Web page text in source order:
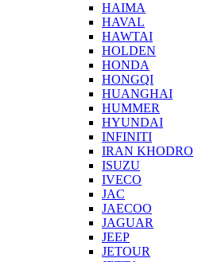
HAIMA
HAVAL
HAWTAI
HOLDEN
HONDA
HONGQI
HUANGHAI
HUMMER
HYUNDAI
INFINITI
IRAN KHODRO
ISUZU
IVECO
JAC
JAECOO
JAGUAR
JEEP
JETOUR